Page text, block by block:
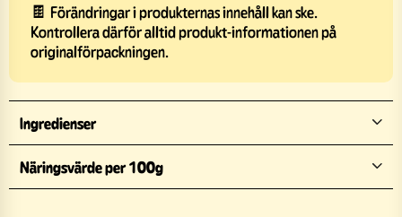
🍫 Förändringar i produkternas innehåll kan ske.
Kontrollera därför alltid produkt-informationen på
originalförpackningen.
Ingredienser
Näringsvärde per 100g